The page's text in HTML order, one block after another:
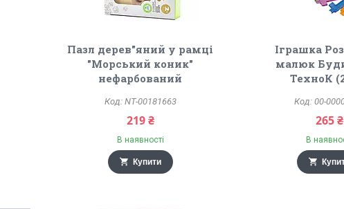
Пазл дерев"яний у рамці
"Морський коник"
нефарбований
NT-00181663
219 ₴
В наявності
Купити
Іграшка
малюк
ТехноК
00-
265 ₴
В